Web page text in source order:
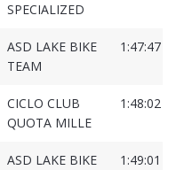
SPECIALIZED
ASD LAKE BIKE
TEAM
1:47:47
CICLO CLUB
QUOTA MILLE
1:48:02
ASD LAKE BIKE
1:49:01